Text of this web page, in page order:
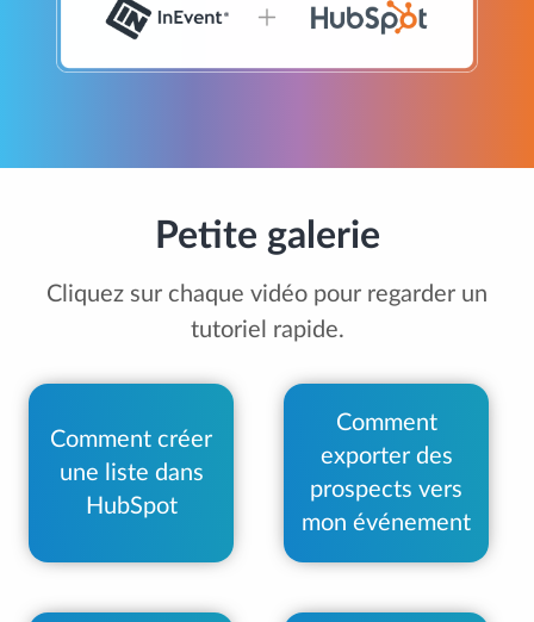
Petite galerie
Cliquez sur chaque vidéo pour regarder un
tutoriel rapide.
Comment créer
une liste dans
HubSpot
Comment
exporter des
prospects vers
mon événement